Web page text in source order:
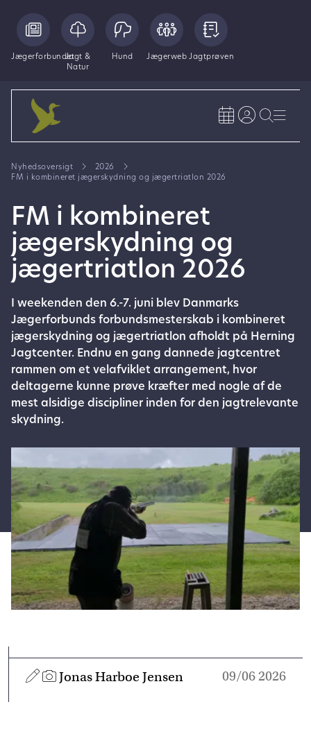
JægerforbundetJagt &
Natur
Hund Jægerweb Jagtprøven
Nyhedsoversigt
2026
FM i kombineret jægerskydning og jægertriatlon 2026
FM i kombineret
jægerskydning og
jægertriatlon 2026
I weekenden den 6.-7. juni blev Danmarks
Jægerforbunds forbundsmesterskab i kombineret
jægerskydning og jægertriatlon afholdt på Herning
Jagtcenter. Endnu en gang dannede jagtcentret
rammen om et velafviklet arrangement, hvor
deltagerne kunne prøve kræfter med nogle af de
mest alsidige discipliner inden for den jagtrelevante
skydning.
Jonas Harboe Jensen 09/06 2026